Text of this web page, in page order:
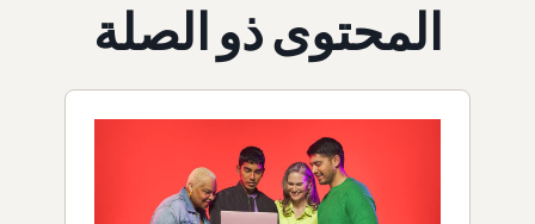
المحتوى ذو الصلة